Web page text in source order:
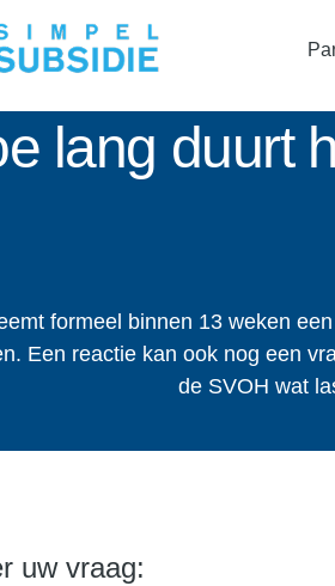
lang duurt
formeel binnen 13 weken
Een reactie kan ook nog een
de SVOH wat
uw vraag: